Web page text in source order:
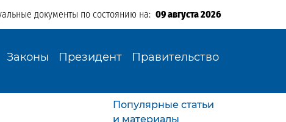
документы по состоянию на: 09 августа 2026
Законы Президент Правительство
Популярные статьи
и материалы